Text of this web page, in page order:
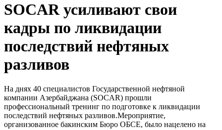
SOCAR усиливают свои
кадры по ликвидации
последствий нефтяных
разливов
На днях 40 специалистов Государственной нефтяной
компании Азербайджана (SOCAR) прошли
профессиональный тренинг по подготовке к ликвидации
последствий нефтяных разливов.Мероприятие,
организованное бакинским Бюро ОБСЕ, было нацелено на